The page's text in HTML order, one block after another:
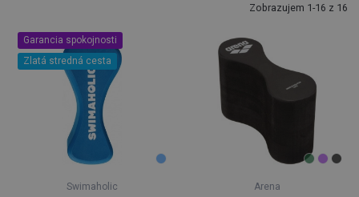
Zobrazujem 1-16 z 16
Garancia spokojnosti
Zlatá stredná cesta
Swimaholic Arena